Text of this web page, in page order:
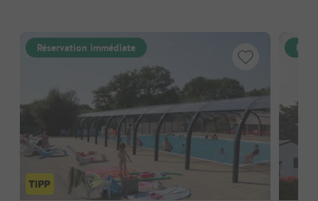
Réservation immédiate